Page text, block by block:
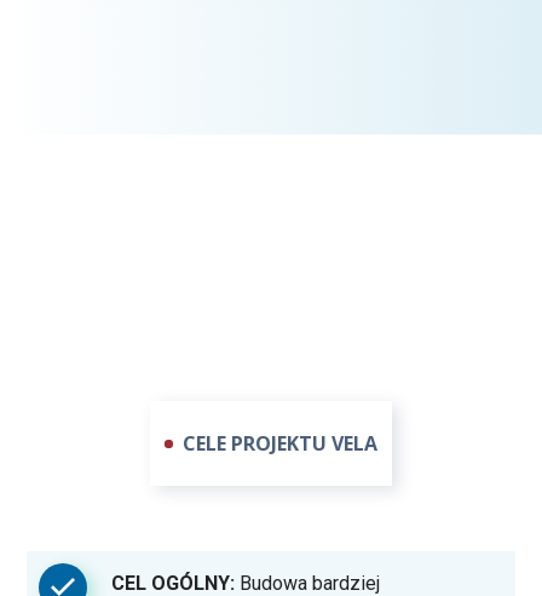
CELE PROJEKTU VELA
CEL OGÓLNY: Budowa bardziej